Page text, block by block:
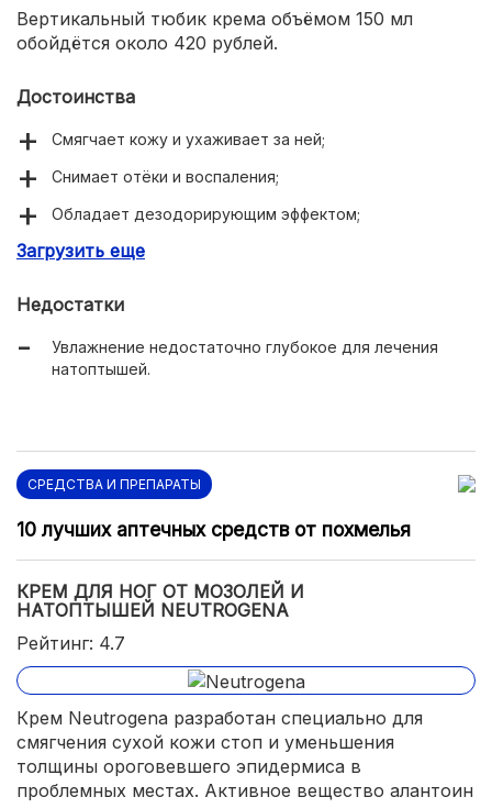
Вертикальный тюбик крема объёмом 150 мл
обойдётся около 420 рублей.
Достоинства
Смягчает кожу и ухаживает за ней;
Снимает отёки и воспаления;
Обладает дезодорирующим эффектом;
Препятствует развитию грибковых заболеваний
Оптимальная цена при среднем расходе.
Загрузить еще
Недостатки
Увлажнение недостаточно глубокое для лечения
натоптышей.
СРЕДСТВА И ПРЕПАРАТЫ
10 лучших аптечных средств от похмелья
КРЕМ ДЛЯ НОГ ОТ МОЗОЛЕЙ И
НАТОПТЫШЕЙ NEUTROGENA
Рейтинг: 4.7
Крем Neutrogena разработан специально для
смягчения сухой кожи стоп и уменьшения
толщины ороговевшего эпидермиса в
проблемных местах. Активное вещество алантоин